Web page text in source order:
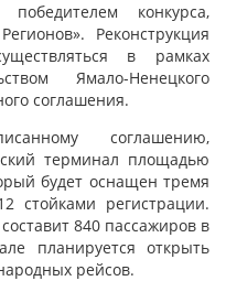
конкурса,
Реконструкция
в рамках
Ямало-Ненецкого
соглашения.
соглашению,
терминал площадью
будет оснащен тремя
стойками регистрации.
840 пассажиров в
планируется открыть
рейсов.